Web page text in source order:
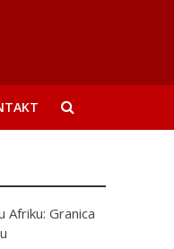
Afriku: Granica